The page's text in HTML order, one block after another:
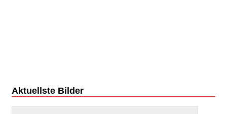
Aktuellste Bilder